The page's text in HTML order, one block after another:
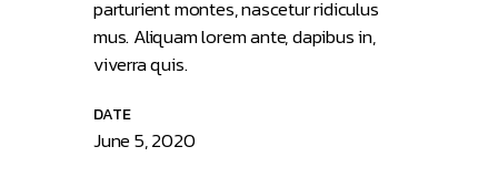
parturient montes, nascetur ridiculus
mus. Aliquam lorem ante, dapibus in,
viverra quis.
DATE
June 5, 2020